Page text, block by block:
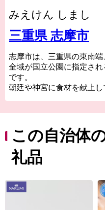
みえけん しまし
三重県 志摩市
志摩市は、三重県の東南
全域が国立公園に指定さ
です。
朝廷や神宮に食材を献上
れています。
また、豊かな自然、温暖
やキャンプ、サイクリン
様々なアクティビティを
ンに富んだ滞在が可能です
豊かな自然、歴史、文化
さまのお越しを心よりお
この自治体
礼品